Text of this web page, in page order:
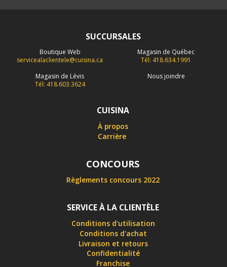
SUCCURSALES
Boutique Web
servicealaclientele@cuisina.ca
Magasin de Québec
Tél: 418.634.1991
Magasin de Lévis
Tél: 418.603.3624
Nous joindre
CUISINA
À propos
Carrière
CONCOURS
Règlements concours 2022
SERVICE À LA CLIENTÈLE
Conditions d'utilisation
Conditions d'achat
Livraison et retours
Confidentialité
Franchise